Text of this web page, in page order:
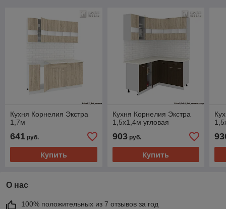
Кухня Корнелия Экстра
1,7м
641 руб.
Купить
Кухня Корнелия Экстра
1,5х1,4м угловая
903руб.
Купить
О нас
100% положительных из 7 отзывов за год